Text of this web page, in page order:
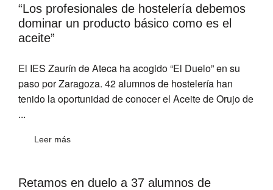
“Los profesionales de hostelería debemos
dominar un producto básico como es el
aceite”
El IES Zaurín de Ateca ha acogido “El Duelo” en su
paso por Zaragoza. 42 alumnos de hostelería han
tenido la oportunidad de conocer el Aceite de Orujo de
...
Leer más
Retamos en duelo a 37 alumnos de